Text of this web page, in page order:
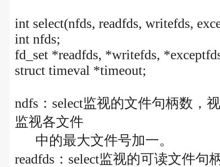
int select(nfds, readfds, writefds,
int nfds;
fd_set *readfds, *writefds,
struct timeval *timeout;
ndfs：select监视的文件句柄数，
监视各文件
中的最大文件号加一。
readfds：select监视的可读文件